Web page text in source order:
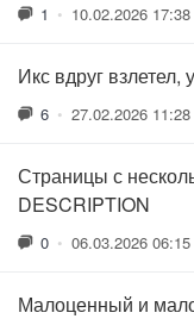
1 • 10.02.2026 17:38
Икс вдруг взлетел,
6 • 27.02.2026 11:28
Страницы с
DESCRIPTION
0 • 06.03.2026 06:15
Малоценный и